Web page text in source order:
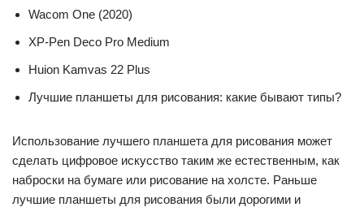
Wacom One (2020)
XP-Pen Deco Pro Medium
Huion Kamvas 22 Plus
Лучшие планшеты для рисования: какие бывают типы?
Использование лучшего планшета для рисования может
сделать цифровое искусство таким же естественным, как
наброски на бумаге или рисование на холсте. Раньше
лучшие планшеты для рисования были дорогими и